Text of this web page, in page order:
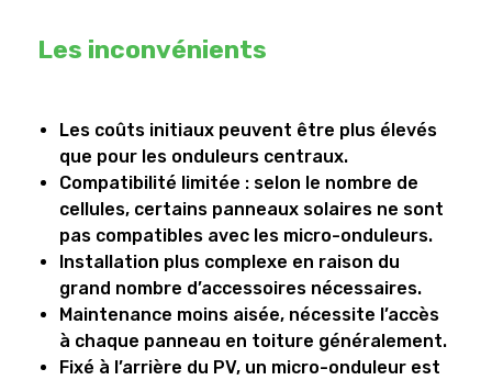
Les inconvénients
Les coûts initiaux peuvent être plus élevés
que pour les onduleurs centraux.
Compatibilité limitée : selon le nombre de
cellules, certains panneaux solaires ne sont
pas compatibles avec les micro-onduleurs.
Installation plus complexe en raison du
grand nombre d’accessoires nécessaires.
Maintenance moins aisée, nécessite l’accès
à chaque panneau en toiture généralement.
Fixé à l’arrière du PV, un micro-onduleur est